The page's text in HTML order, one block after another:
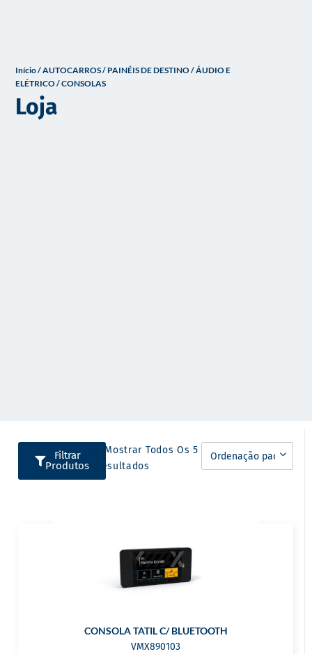
Início/AUTOCARROS/ PAINÉIS DE DESTINO / ÁUDIO E
ELÉTRICO/ CONSOLAS
Loja
Filtrar
Produtos
A Mostrar Todos Os 5
Resultados
CONSOLA TATIL C/ BLUETOOTH
VMX890103